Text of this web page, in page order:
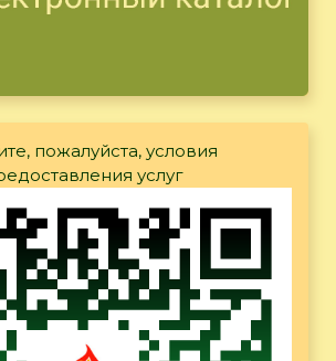
пожалуйста, условия
услуг